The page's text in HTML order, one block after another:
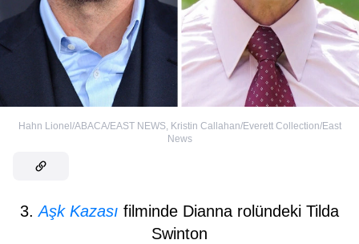
Hahn Lionel/ABACA/EAST NEWS, Kristin Callahan/Everett Collection/East
News
3.Aşk Kazası filminde Dianna rolündeki Tilda
Swinton